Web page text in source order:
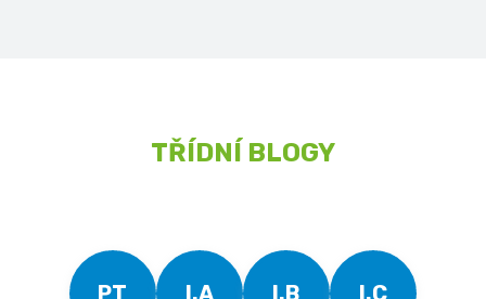
TŘÍDNÍ BLOGY
PT I.A I.B I.C